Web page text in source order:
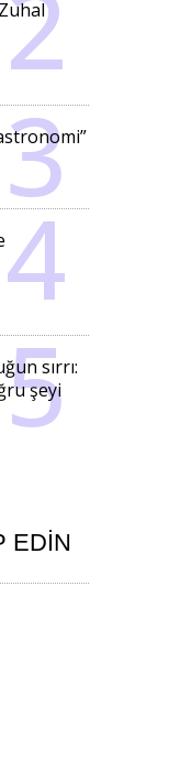
sırrı:
şeyi
EDIN